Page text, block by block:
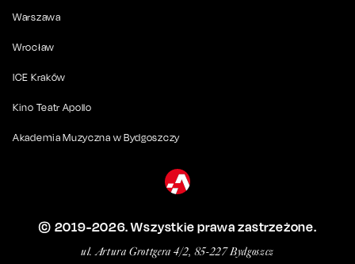
Warszawa
Wrocław
ICE Kraków
Kino Teatr Apollo
Akademia Muzyczna w Bydgoszczy
© 2019-2026. Wszystkie prawa zastrzeżone.
ul. Artura Grottgera 4/2, 85-227 Bydgoszcz